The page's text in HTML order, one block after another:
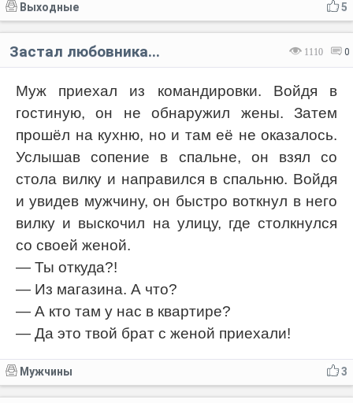
5
Выходные
1110 0
Застал любовника...
Муж приехал из командировки. Войдя в
гостиную, он не обнаружил жены. Затем
прошёл на кухню, но и там её не оказалось.
Услышав сопение в спальне, он взял со
стола вилку и направился в спальню. Войдя
и увидев мужчину, он быстро воткнул в него
вилку и выскочил на улицу, где столкнулся
со своей женой.
— Ты откуда?!
— Из магазина. А что?
— А кто там у нас в квартире?
— Да это твой брат с женой приехали!
3
Мужчины